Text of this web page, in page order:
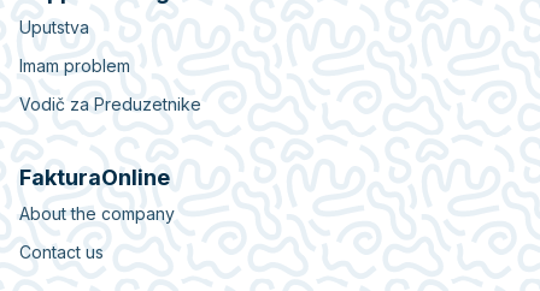
Uputstva
Imam problem
Vodič za Preduzetnike
FakturaOnline
About the company
Contact us